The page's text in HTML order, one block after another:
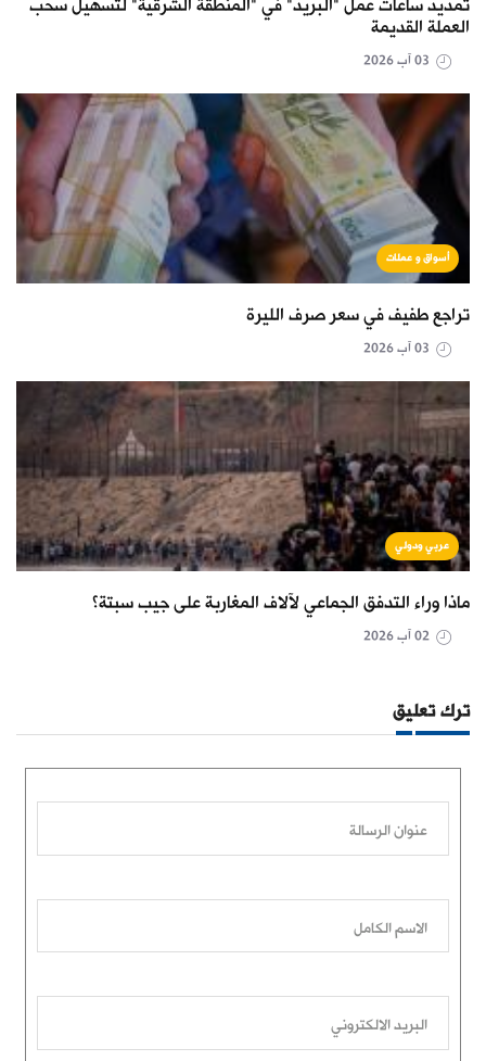
العملة القديمة
أسواق و عملات
تراجع طفيف في سعر صرف الليرة
عربي ودولي
ماذا وراء التدفق الجماعي لآلاف المغاربة على جيب سبتة؟
ترك تعليق
عنوان الرسالة
الاسم الكامل
البريد الالكتروني